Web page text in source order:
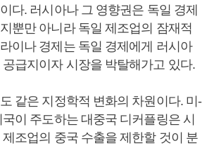
다. 러시아나 그 영향권은 독일 경제
뿐만 아니라 독일 제조업의 잠재적
이나 경제는 독일 경제에게 러시아
급지이자 시장을 박탈해가고 있다.
같은 지정학적 변화의 차원이다. 미-
이 주도하는 대중국 디커플링은 시
조업의 중국 수출을 제한할 것이 분